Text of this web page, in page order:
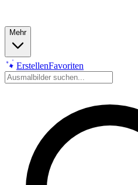
Mehr
ErstellenFavoriten